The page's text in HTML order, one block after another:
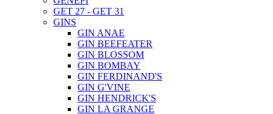
GET 27 - GET 31
GINS
GIN ANAE
GIN BEEFEATER
GIN BLOSSOM
GIN BOMBAY
GIN FERDINAND'S
GIN G'VINE
GIN HENDRICK'S
GIN LA GRANGE